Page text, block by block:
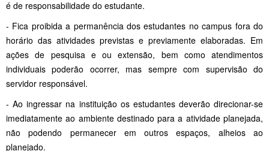
é de responsabilidade do estudante.
- Fica proibida a permanência dos estudantes no campus fora do
horário das atividades previstas e previamente elaboradas. Em
ações de pesquisa e ou extensão, bem como atendimentos
individuais poderão ocorrer, mas sempre com supervisão do
servidor responsável.
- Ao ingressar na instituição os estudantes deverão direcionar-se
imediatamente ao ambiente destinado para a atividade planejada,
não podendo permanecer em outros espaços, alheios ao
planejado.